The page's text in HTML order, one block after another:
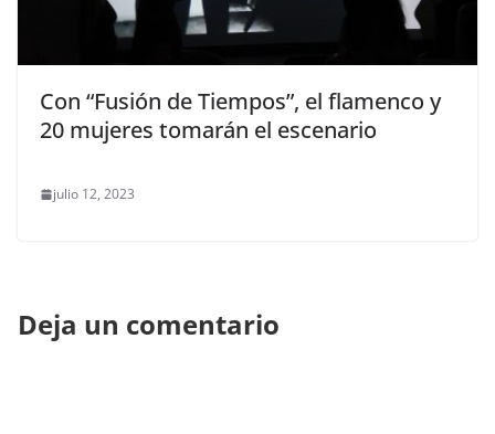
Con “Fusión de Tiempos”, el flamenco y
20 mujeres tomarán el escenario
julio 12, 2023
Deja un comentario